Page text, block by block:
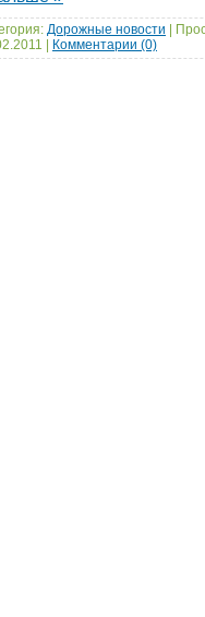
Дорожные новости |
| Комментарии (0)